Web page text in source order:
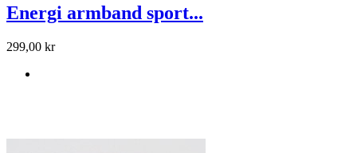
Energi armband sport...
299,00 kr